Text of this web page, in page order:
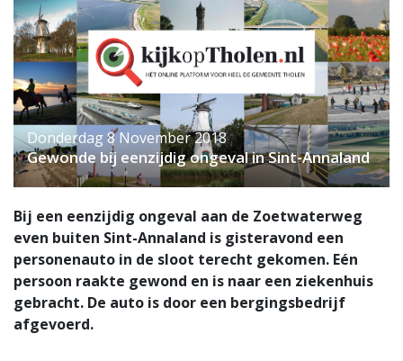
Donderdag 8 November 2018
Gewonde bij eenzijdig ongeval in Sint-Annaland
Bij een eenzijdig ongeval aan de Zoetwaterweg
even buiten Sint-Annaland is gisteravond een
personenauto in de sloot terecht gekomen. Eén
persoon raakte gewond en is naar een ziekenhuis
gebracht. De auto is door een bergingsbedrijf
afgevoerd.